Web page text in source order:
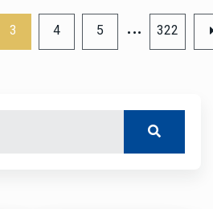
3 4 5 … 322